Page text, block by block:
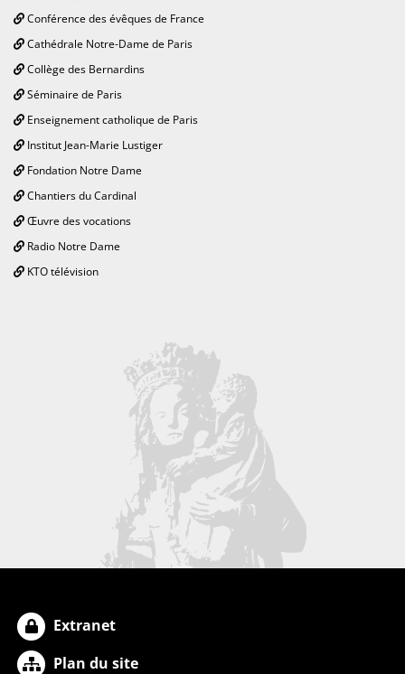
Conférence des évêques de France
Cathédrale Notre-Dame de Paris
Collège des Bernardins
Séminaire de Paris
Enseignement catholique de Paris
Institut Jean-Marie Lustiger
Fondation Notre Dame
Chantiers du Cardinal
Œuvre des vocations
Radio Notre Dame
KTO télévision
Extranet
Plan du site